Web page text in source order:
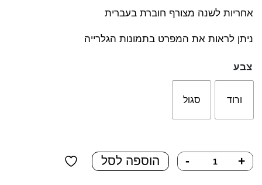
אחריות לשנה מצורף חוברת בעברית
ניתן לראות את המפרט בתמונות הגלרייה
צבע
ורוד סגול
+
כמות
של
- הוספה לסל